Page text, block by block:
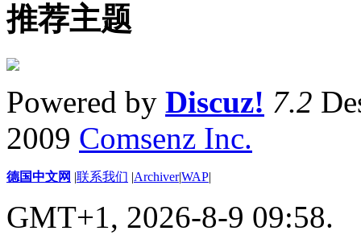
推荐主题
Powered by Discuz! 7.2
2009 Comsenz Inc.
德国中文网 |联系我们 |Archiver|WAP|
GMT+1, 2026-8-9 09:58.